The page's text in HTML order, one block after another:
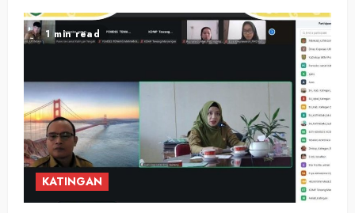
1 min read
KATINGAN